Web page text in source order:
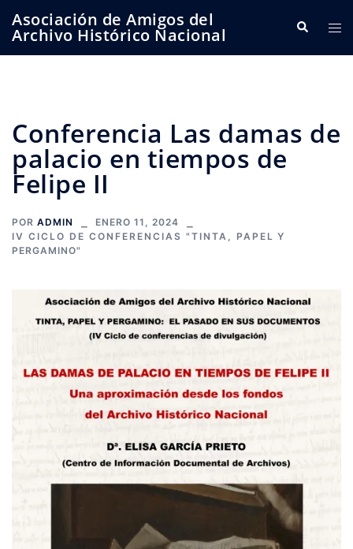
Asociación de Amigos del
Archivo Histórico Nacional Buscar
Conferencia Las damas de
palacio en tiempos de
Felipe II
POR ADMIN
ENERO 11, 2024
IV CICLO DE CONFERENCIAS "TINTA, PAPEL Y
PERGAMINO"